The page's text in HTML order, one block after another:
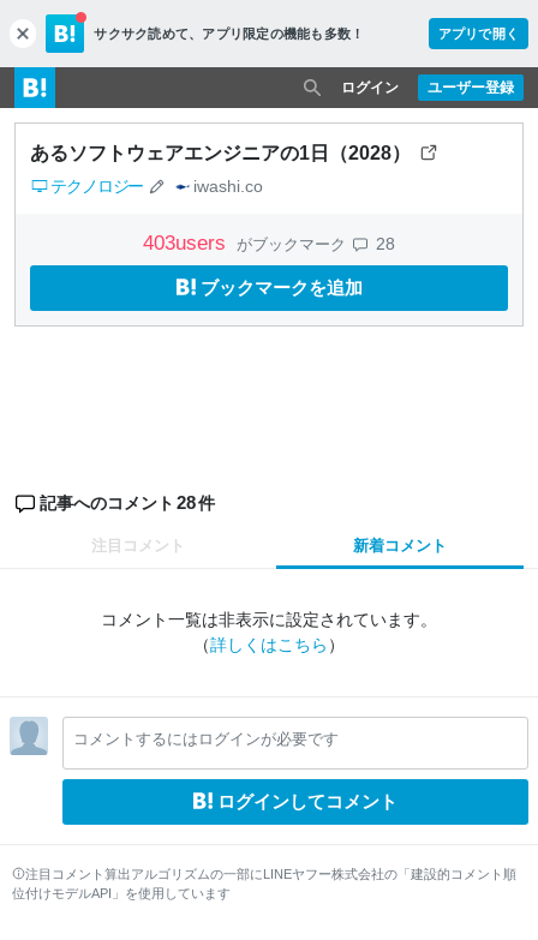
c
l
o
s
e
サクサク読めて、 アプリ限定の機能も多数！ アプリで開く
ユーザー登録
ログイン
あるソフトウェアエンジニアの1日（2028）
テクノロジー iwashi.co
403users がブックマーク 28
ブックマークを追加
記事へのコメント 28件
注目コメント 新着コメント
コメント一覧は非表示に設定されています。
（詳しくはこちら ）
コメントするにはログインが必要です
ログインしてコメント
注目コメント算出アルゴリズムの一部にLINEヤフー株式会社の「建設的コメント順
位付けモデルAPI」を使用しています